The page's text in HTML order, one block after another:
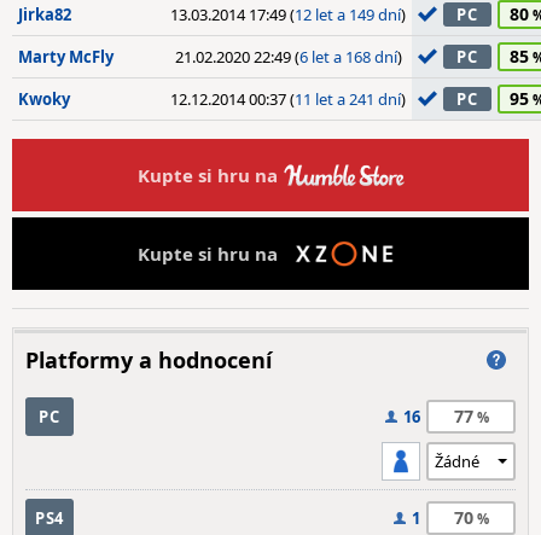
Jirka82 13.03.2014 17:49 (12 let a 149 dní) PC 80
Marty McFly 21.02.2020 22:49 (6 let a 168 dní) PC 85
Kwoky 12.12.2014 00:37 (11 let a 241 dní) PC 95
Kupte si hru na
Kupte si hru na
Platformy a hodnocení
PC 16 77
PS4 1 70